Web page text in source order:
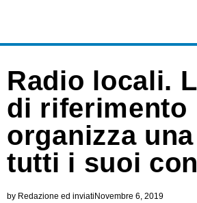
Radio locali.
di riferimento
organizza
tutti i suoi
by Redazione ed inviati Novembre 6, 2019